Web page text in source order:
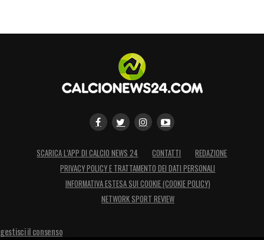
SCARICA L’APP DI CALCIO NEWS 24 CONTATTI
REDAZIONE
PRIVACY POLICY E TRATTAMENTO DEI DATI PERSONALI
INFORMATIVA ESTESA SUI COOKIE (COOKIE POLICY)
NETWORK SPORT REVIEW
gestisci il consenso